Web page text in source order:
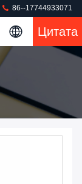
86--17744933071
Цитата